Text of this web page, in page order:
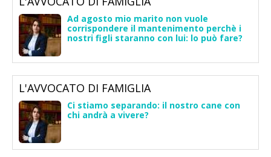
Ad agosto mio marito non vuole
corrispondere il mantenimento perchè i
nostri figli staranno con lui: lo può fare?
L'AVVOCATO DI FAMIGLIA
Ci stiamo separando: il nostro cane con
chi andrà a vivere?